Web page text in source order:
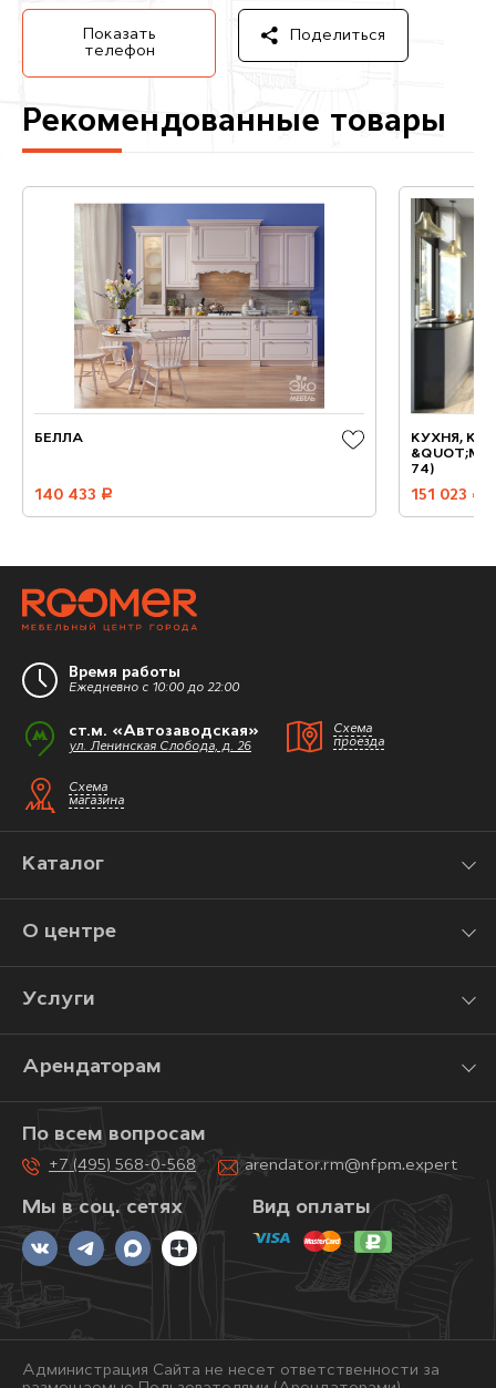
Показать
телефон
Поделиться
Рекомендованные товары
БЕЛЛА
140 433 руб.
КУХНЯ,
74)
151 023 руб.
Время работы
Ежедневно с 10:00 до 22:00
ст.м. «Автозаводская»
ул. Ленинская Слобода, д. 26
Схема
проезда
Схема
магазина
Каталог
О центре
Услуги
Арендаторам
Мы в соц. сетях
По всем вопросам
+7 (495) 568-0-568 arendator.rm@nfpm.expert
Вид оплаты
Администрация Сайта не несет ответственности за